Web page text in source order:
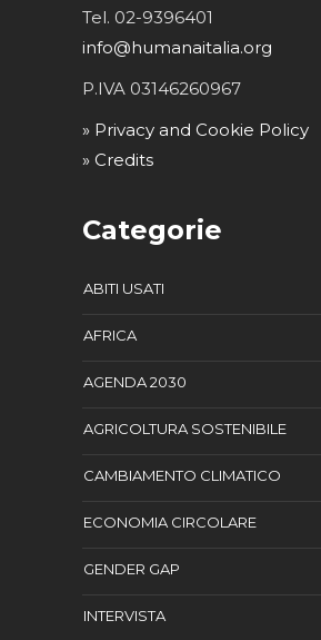
Tel. 02-9396401
info@humanaitalia.org
P.IVA 03146260967
» Privacy and Cookie Policy
» Credits
Categorie
ABITI USATI
AFRICA
AGENDA 2030
AGRICOLTURA SOSTENIBILE
CAMBIAMENTO CLIMATICO
ECONOMIA CIRCOLARE
GENDER GAP
INTERVISTA